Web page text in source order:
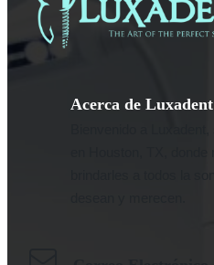
Acerca de Luxadent